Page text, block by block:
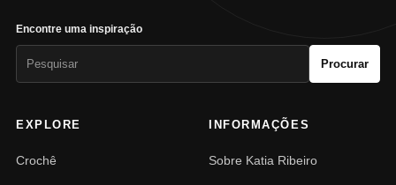
Encontre uma inspiração
Procurar
EXPLORE
Crochê
INFORMAÇÕES
Sobre Katia Ribeiro